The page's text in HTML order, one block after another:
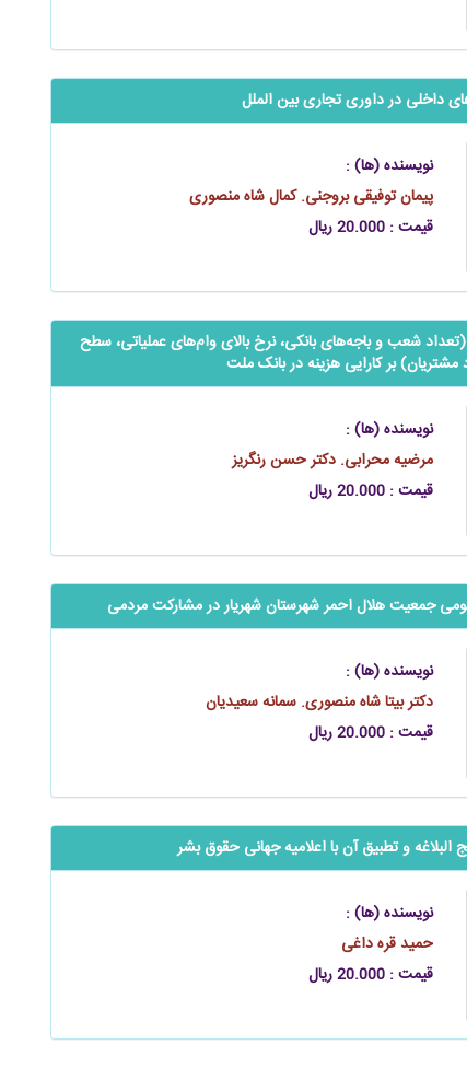
داخلی در داوری تجاری بین الملل
نویسنده (ها) :
پیمان توفیقی بروجنی. کمال شاه منصوری
قیمت : 20.000 ریال
(تعداد شعب و باجه‌های بانکی، نرخ بالای وام‌های عملیاتی، سطح
بر کارایی هزینه در بانک ملت
نویسنده (ها) :
مرضیه محرابی. دکتر حسن رنگریز
قیمت : 20.000 ریال
جمعیت هلال احمر شهرستان شهریار در مشارکت مردمی
نویسنده (ها) :
دکتر بیتا شاه منصوری. سمانه سعیدیان
قیمت : 20.000 ریال
البلاغه و تطبیق آن با اعلامیه جهانی حقوق بشر
نویسنده (ها) :
حمید قره داغی
قیمت : 20.000 ریال